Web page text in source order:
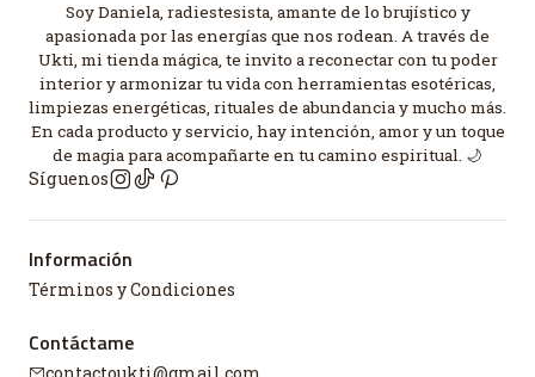
Soy Daniela, radiestesista, amante de lo brujístico y
apasionada por las energías que nos rodean. A través de
Ukti, mi tienda mágica, te invito a reconectar con tu poder
interior y armonizar tu vida con herramientas esotéricas,
limpiezas energéticas, rituales de abundancia y mucho más.
En cada producto y servicio, hay intención, amor y un toque
de magia para acompañarte en tu camino espiritual. 🌙
Síguenos
Información
Términos y Condiciones
Contáctame